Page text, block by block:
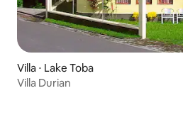
Villa ⋅ Lake Toba
Villa Durian